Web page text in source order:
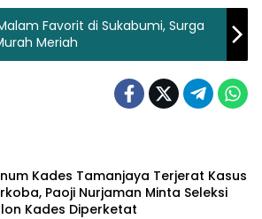
Favorit di Sukabumi, Surga
Meriah
Kades Tamanjaya Terjerat Kasus
Paoji Nurjaman Minta Seleksi
Kades Diperketat